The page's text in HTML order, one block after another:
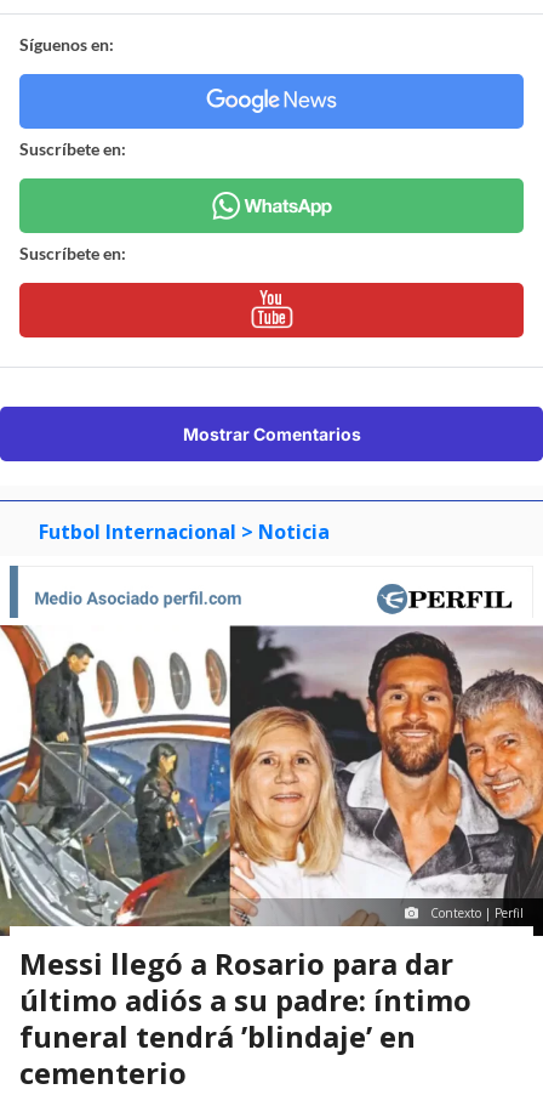
Síguenos en:
Suscríbete en:
Suscríbete en:
Mostrar Comentarios
Futbol Internacional > Noticia
Contexto | Perfil
Messi llegó a Rosario para dar
último adiós a su padre: íntimo
funeral tendrá ’blindaje’ en
cementerio